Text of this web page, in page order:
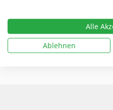
markierte Felder sind
Ich möchte
Alle
Ablehnen